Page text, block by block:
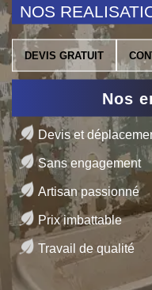
NOS
DEVIS GRATUIT
Nos
Devis et
Sans engagement
Artisan passionné
Prix imbattable
Travail de qualité